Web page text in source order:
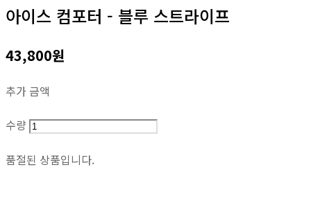
아이스 컴포터 - 블루 스트라이프
43,800원
추가 금액
수량
품절된 상품입니다.